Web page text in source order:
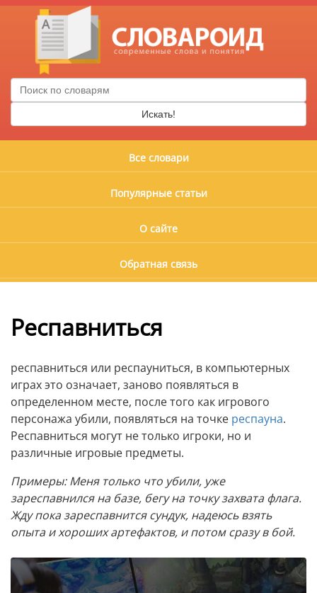
Искать!
Все словари
Популярные статьи
О сайте
Обратная связь
Респавниться
респавниться или респауниться, в компьютерных
играх это означает, заново появляться в
определенном месте, после того как игрового
персонажа убили, появляться на точке респауна.
Респавниться могут не только игроки, но и
различные игровые предметы.
Примеры: Меня только что убили, уже
зареспавнился на базе, бегу на точку захвата флага.
Жду пока зареспавнится сундук, надеюсь взять
опыта и хороших артефактов, и потом сразу в бой.